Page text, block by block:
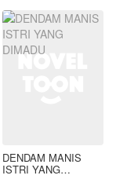
DENDAM MANIS
ISTRI YANG